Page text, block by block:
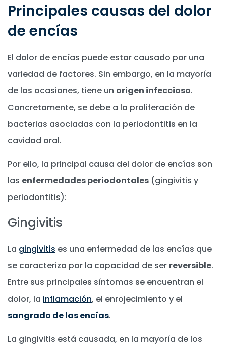
Principales causas del dolor
de encías
El dolor de encías puede estar causado por una
variedad de factores. Sin embargo, en la mayoría
de las ocasiones, tiene un origen infeccioso.
Concretamente, se debe a la proliferación de
bacterias asociadas con la periodontitis en la
cavidad oral.
Por ello, la principal causa del dolor de encías son
las enfermedades periodontales (gingivitis y
periodontitis):
Gingivitis
La gingivitis es una enfermedad de las encías que
se caracteriza por la capacidad de ser reversible.
Entre sus principales síntomas se encuentran el
dolor, la inflamación, el enrojecimiento y el
sangrado de las encías.
La gingivitis está causada, en la mayoría de los